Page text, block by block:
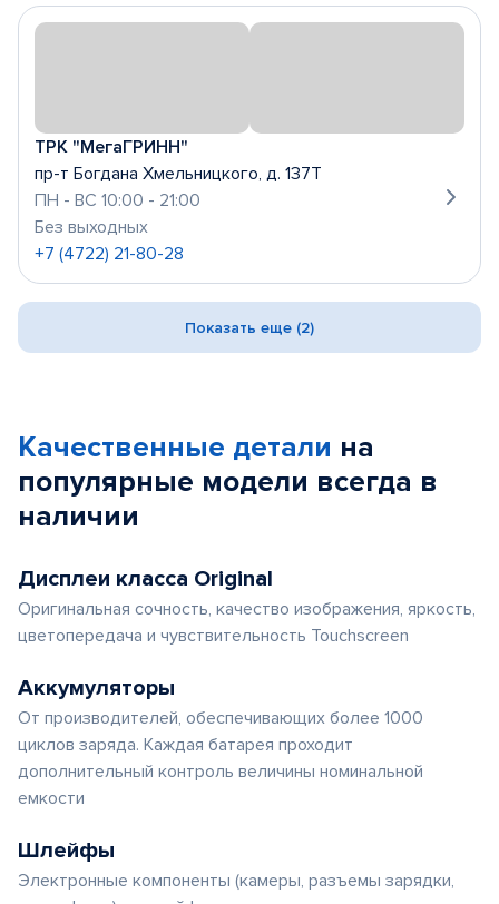
ТРК "МегаГРИНН"
пр-т Богдана Хмельницкого, д. 137Т
ПН - ВС 10:00 - 21:00
Без выходных
+7 (4722) 21-80-28
Показать еще (2)
Качественные детали на
популярные модели всегда в
наличии
Дисплеи класса Original
Оригинальная сочность, качество изображения, яркость,
цветопередача и чувствительность Touchscreen
Аккумуляторы
От производителей, обеспечивающих более 1000
циклов заряда. Каждая батарея проходит
дополнительный контроль величины номинальной
емкости
Шлейфы
Электронные компоненты (камеры, разъемы зарядки,